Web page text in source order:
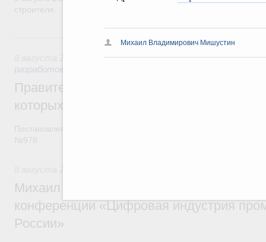
Михаил Владимирович Мишустин
8 августа, суббота
Государственная политика в сфере
разработок
Правительство расширило перечень
которых освобождаются от НДФЛ
Михаил Мишустин дал поручения по
конференции «Цифровая индустрия
России»